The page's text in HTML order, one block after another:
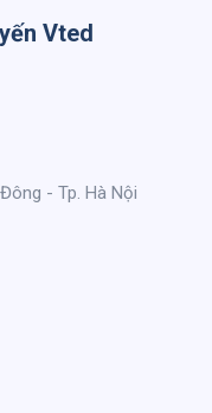
Vted
- Tp. Hà Nội